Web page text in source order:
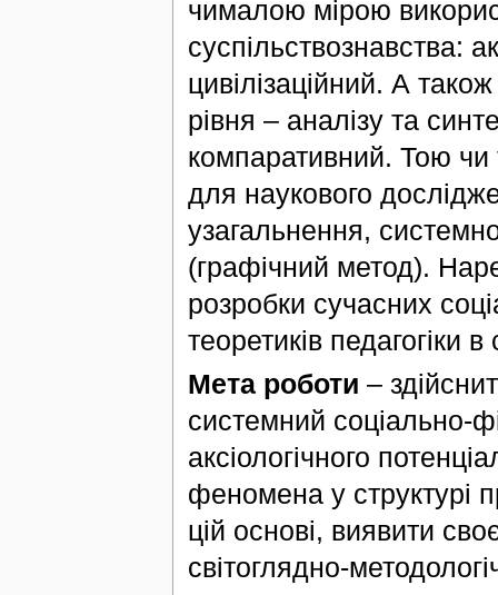
чималою мірою
суспільствознавства:
цивілізаційний. А
рівня – аналізу та
компаративний. Тою
для наукового
узагальнення,
(графічний метод).
розробки сучасних
теоретиків педагогіки в
Мета роботи –
системний соціально-
аксіологічного
феномена у структурі
цій основі, виявити
світоглядно-